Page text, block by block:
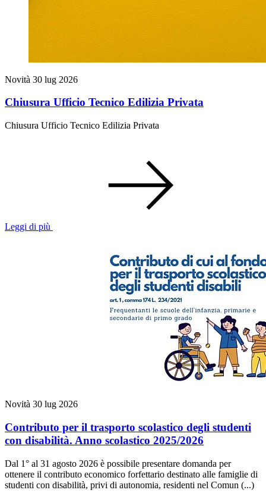
Novità 30 lug 2026
Chiusura Ufficio Tecnico Edilizia Privata
Chiusura Ufficio Tecnico Edilizia Privata
Leggi di più
Novità 30 lug 2026
Contributo per il trasporto scolastico degli studenti
con disabilità. Anno scolastico 2025/2026
Dal 1° al 31 agosto 2026 è possibile presentare domanda per
ottenere il contributo economico forfettario destinato alle famiglie di
studenti con disabilità, privi di autonomia, residenti nel Comun (...)